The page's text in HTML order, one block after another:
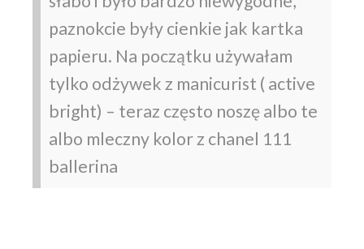
paznokcie były cienkie jak kartka
papieru. Na początku używałam
tylko odżywek z manicurist ( active
bright) – teraz często noszę albo te
albo mleczny kolor z chanel 111
ballerina